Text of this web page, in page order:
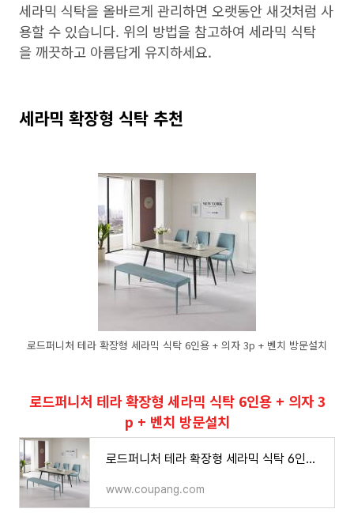
세라믹 식탁을 올바르게 관리하면 오랫동안 새것처럼 사
용할 수 있습니다. 위의 방법을 참고하여 세라믹 식탁
을 깨끗하고 아름답게 유지하세요.
세라믹 확장형 식탁 추천
로드퍼니처 테라 확장형 세라믹 식탁 6인용 + 의자 3p + 벤치 방문설치
로드퍼니처 테라 확장형 세라믹 식탁 6인용 + 의자 3
p + 벤치 방문설치
로드퍼니처 테라 확장형 세라믹 식탁 6인용 + 의자 3p + 벤치 방문설치 - 주방가구 | 쿠팡
www.coupang.com